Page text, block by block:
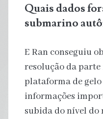
Quais dados
submarino
E Ran conseguiu
resolução da
plataforma de
informações
subida do nível do